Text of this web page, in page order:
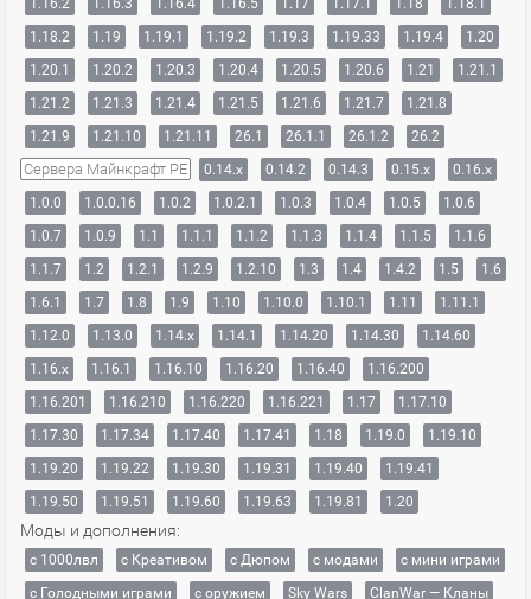
1.16.2
1.16.3 1.16.4 1.16.5 1.17 1.17.1 1.18
1.18.1
1.18.2
1.19 1.19.1 1.19.2 1.19.3 1.19.33 1.19.4
1.20
1.20.1
1.20.2 1.20.3 1.20.4 1.20.5 1.20.6 1.21
1.21.1
1.21.2
1.21.3 1.21.4 1.21.5 1.21.6 1.21.7
1.21.8
1.21.9
1.21.10 1.21.11 26.1 26.1.1 26.1.2 26.2
Сервера Майнкрафт PE 0.14.x 0.14.2 0.14.3 0.15.x
0.16.x
1.0.0
1.0.0.16 1.0.2 1.0.2.1 1.0.3 1.0.4 1.0.5
1.0.6
1.0.7
1.0.9 1.1 1.1.1 1.1.2 1.1.3 1.1.4 1.1.5
1.1.6
1.1.7
1.2 1.2.1 1.2.9 1.2.10 1.3 1.4 1.4.2 1.5
1.6
1.6.1
1.7 1.8 1.9 1.10 1.10.0 1.10.1 1.11
1.11.1
1.12.0
1.13.0 1.14.x 1.14.1 1.14.20 1.14.30
1.14.60
1.16.x
1.16.1 1.16.10 1.16.20 1.16.40
1.16.200
1.16.201
1.16.210 1.16.220 1.16.221 1.17
1.17.10
1.17.30
1.17.34 1.17.40 1.17.41 1.18 1.19.0
1.19.10
1.19.20
1.19.22 1.19.30 1.19.31 1.19.40
1.19.41
1.19.50
1.19.51 1.19.60 1.19.63 1.19.81 1.20
Моды и дополнения:
с 1000лвл c Креативом с Дюпом с модами
с мини играми
с Голодными играми
с оружием Sky Wars
ClanWar — Кланы